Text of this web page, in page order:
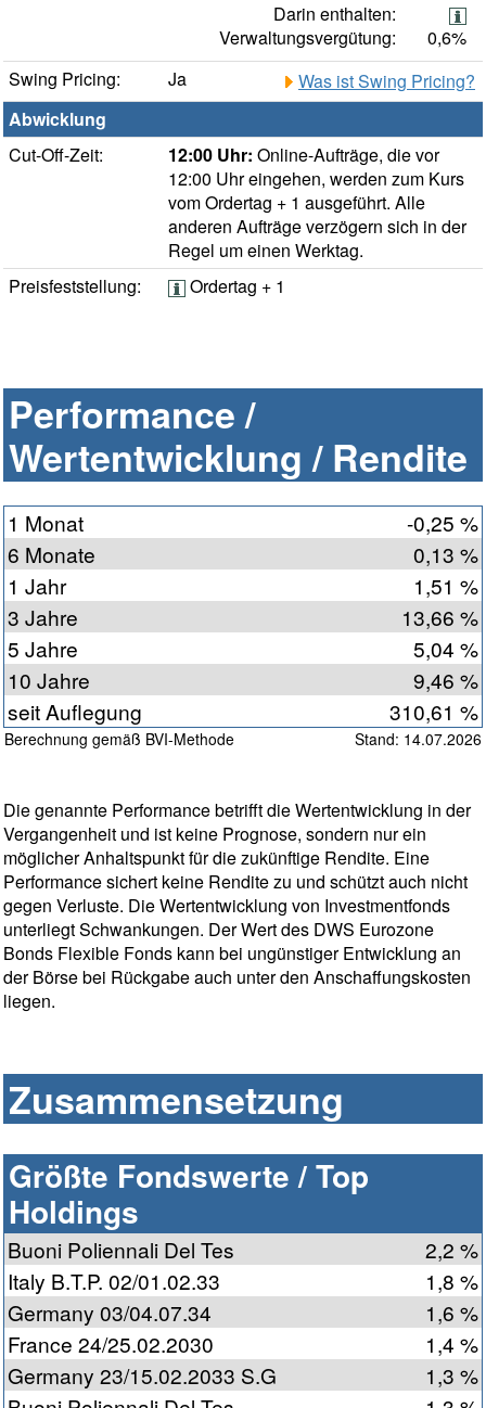
Darin enthalten:
Verwaltungsvergütung:
0,6%
Swing Pricing:
Ja
Was ist Swing Pricing?
Abwicklung
Cut-Off-Zeit:
12:00 Uhr: Online-Aufträge, die vor
12:00 Uhr eingehen, werden zum Kurs
vom Ordertag + 1 ausgeführt. Alle
anderen Aufträge verzögern sich in der
Regel um einen Werktag.
Preisfeststellung:
Ordertag + 1
Performance /
Wertentwicklung / Rendite
1 Monat
-0,25 %
6 Monate
0,13 %
1 Jahr
1,51 %
3 Jahre
13,66 %
5 Jahre
5,04 %
10 Jahre
9,46 %
seit Auflegung
310,61 %
Berechnung gemäß BVI-Methode Stand: 14.07.2026
Die genannte Performance betrifft die Wertentwicklung in der
Vergangenheit und ist keine Prognose, sondern nur ein
möglicher Anhaltspunkt für die zukünftige Rendite. Eine
Performance sichert keine Rendite zu und schützt auch nicht
gegen Verluste. Die Wertentwicklung von Investmentfonds
unterliegt Schwankungen. Der Wert des DWS Eurozone
Bonds Flexible Fonds kann bei ungünstiger Entwicklung an
der Börse bei Rückgabe auch unter den Anschaffungskosten
liegen.
Zusammensetzung
Größte Fondswerte / Top
Holdings
Buoni Poliennali Del Tes
2,2 %
Italy B.T.P. 02/01.02.33
1,8 %
Germany 03/04.07.34
1,6 %
France 24/25.02.2030
1,4 %
Germany 23/15.02.2033 S.G
1,3 %